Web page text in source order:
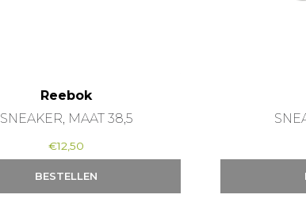
Reebok
SNEAKER, MAAT 38,5
€12,50
BESTELLEN